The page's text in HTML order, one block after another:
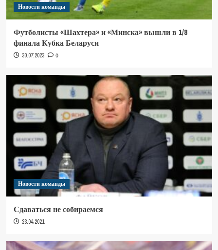
Новости команды
Футболисты «Шахтера» и «Минска» вышли в 1/8
финала Кубка Беларуси
30.07.2023 0
Новости команды
Сдаваться не собираемся
23.04.2021